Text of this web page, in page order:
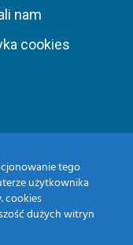
nam
cookies
tego
użytkownika
cookies
dużych witryn